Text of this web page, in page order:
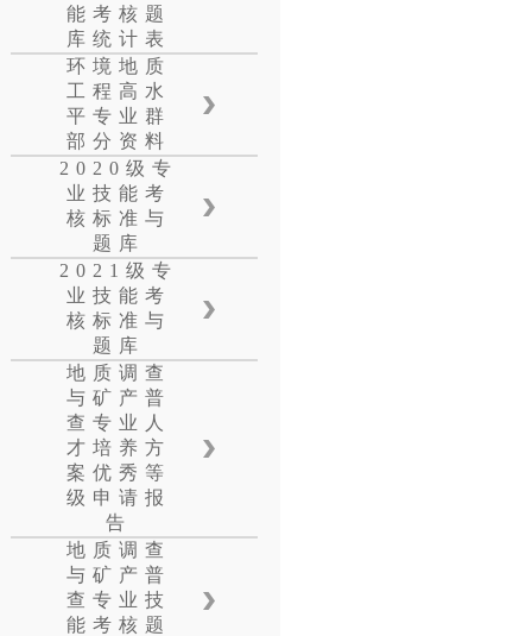
能考核题
库统计表
环境地质
工程高水
平专业群
部分资料
2020级专
业技能考
核标准与
题库
2021级专
业技能考
核标准与
题库
地质调查
与矿产普
查专业人
才培养方
案优秀等
级申请报
告
地质调查
与矿产普
查专业技
能考核题